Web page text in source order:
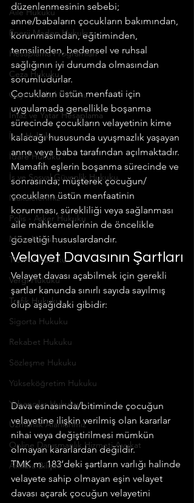
Aile Hukuku
Enerji Maden Hukuku
Hesaplama Programları
Ceza Hukuku
Gayrimenkul Hukuku
İnfaz ve Yatar Hesaplama
İcra Hukuku
İdare Hukuku
İş ve Sosyal Güvenlik Hukuku
Makalelerimiz
Polis - Asker Hukuku
Miras Hukuku
Ticaret Hukuku
Vergi Hukuku
Trafik Hukuku
Sigorta Hukuku
Rekabet Hukuku
Sözleşme Hukuku
Yükseköğretim Hukuku
Yabancılar Hukuku
Uzmanlık Alanlarımız
Online Danışmanlık Hizmeti Avukat
Ankara Bilişim
düzenlenmesinin sebebi;
anne/babaların çocukların bakımından,
korunmasından, eğitiminden,
temsilinden, bedensel ve ruhsal
sağlığının iyi durumda olmasından
sorumludurlar.
Çocukların üstün menfaati için
uygulamada genellikle boşanma
sürecinde çocukların velayetinin kime
kalacağı hususunda uyuşmazlık yaşayan
anne veya baba tarafından açılmaktadır.
Mamafih eşlerin boşanma sürecinde ve
sonrasında; müşterek çocuğun/
çocukların üstün menfaatinin
korunması, sürekliliği veya sağlanması
aile mahkemelerinin de öncelikle
gözettiği hususlardandır.
Velayet Davasının Şartları
Velayet davası açabilmek için gerekli
şartlar kanunda sınırlı sayıda sayılmış
olup aşağıdaki gibidir:
Dava esnasında/bitiminde çocuğun
velayetine ilişkin verilmiş olan kararlar
nihai veya değiştirilmesi mümkün
olmayan kararlardan değildir.
TMK m. 183’deki şartların varlığı halinde
velayete sahip olmayan eşin velayet
davası açarak çocuğun velayetini